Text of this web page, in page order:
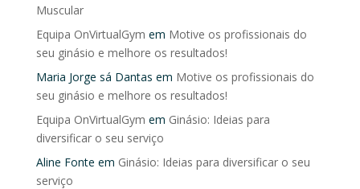
Muscular
Equipa OnVirtualGym em Motive os profissionais do
seu ginásio e melhore os resultados!
Maria Jorge sá Dantas em Motive os profissionais do
seu ginásio e melhore os resultados!
Equipa OnVirtualGym em Ginásio: Ideias para
diversificar o seu serviço
Aline Fonte em Ginásio: Ideias para diversificar o seu
serviço